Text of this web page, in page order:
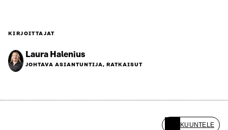
KIRJOITTAJAT
Laura Halenius
JOHTAVA ASIANTUNTIJA, RATKAISUT
KUUNTELE